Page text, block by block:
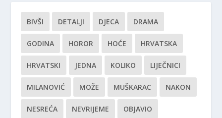
BIVŠI DETALJI DJECA DRAMA
GODINA HOROR HOĆE HRVATSKA
HRVATSKI JEDNA KOLIKO LIJEČNICI
MILANOVIĆ MOŽE MUŠKARAC NAKON
NESREĆA NEVRIJEME OBJAVIO